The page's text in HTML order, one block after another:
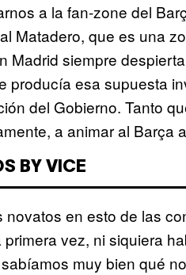
a la fan-zone del
Matadero, que es una
Madrid siempre
producía esa supuesta
del Gobierno. Tanto
a animar al Barça
BY VICE
novatos en esto de las
primera vez, ni siquiera
muy bien qué